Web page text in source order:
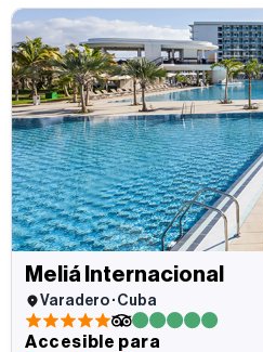
Meliá Internacional
Varadero · Cuba
5 estrellas 5 estrellas
Accesible para